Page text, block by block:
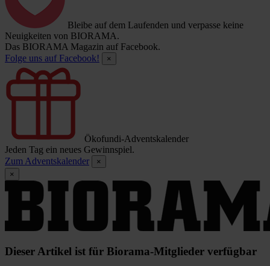
Bleibe auf dem Laufenden und verpasse keine
Neuigkeiten von BIORAMA.
Das BIORAMA Magazin auf Facebook.
Folge uns auf Facebook!
×
Ökofundi-Adventskalender
Jeden Tag ein neues Gewinnspiel.
Zum Adventskalender
×
×
Dieser Artikel ist für Biorama-Mitglieder verfügbar